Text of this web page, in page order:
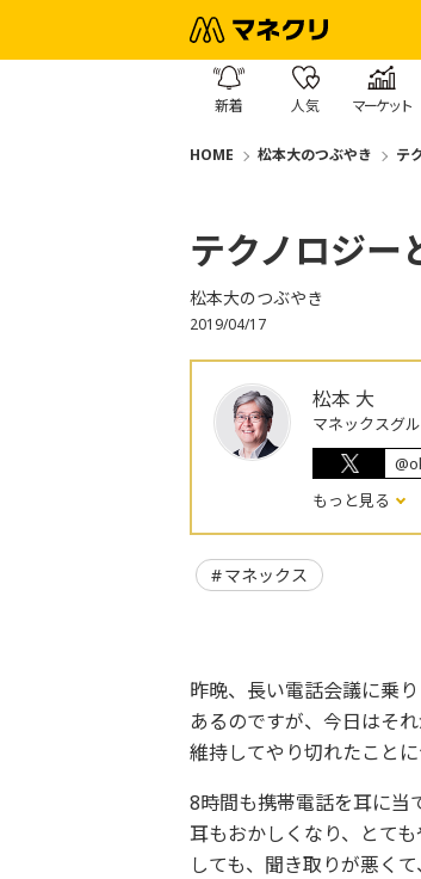
新着 人気 マーケット
HOME 松本大のつぶやき テ
テクノロジー
松本大のつぶやき
2019/04/17
松本 大
マネックスグ
もっと見る
マネックス
昨晩、長い電話会議に乗
あるのですが、今日はそ
維持してやり切れたこと
8時間も携帯電話を耳に当
耳もおかしくなり、とて
しても、聞き取りが悪く